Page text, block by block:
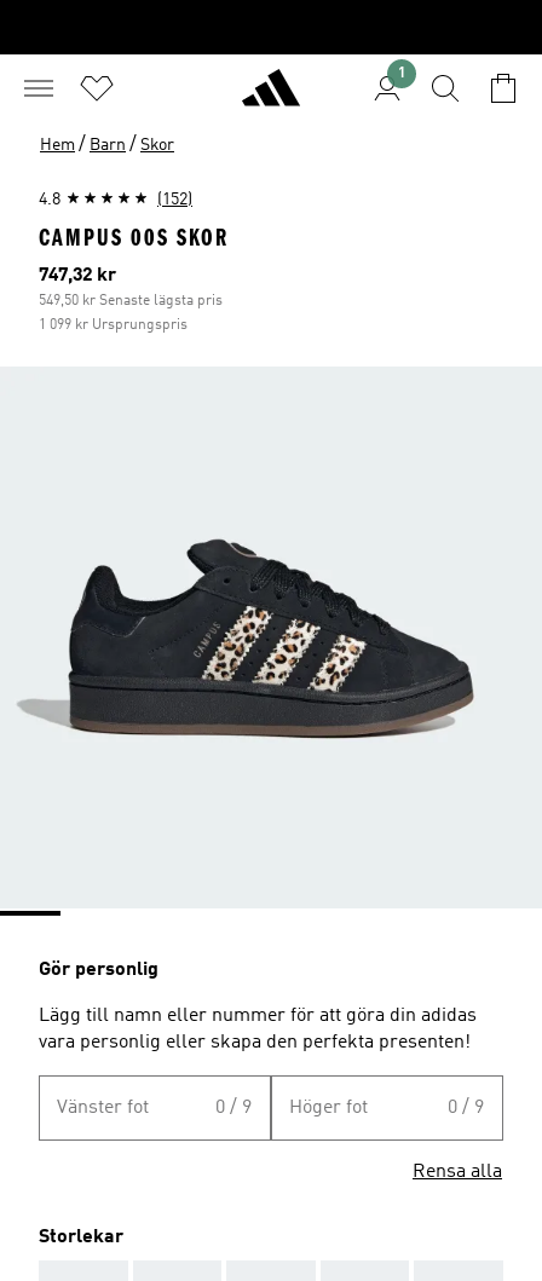
1
Hem / Barn / Skor
4.8 (152)
CAMPUS 00S SKOR
Aktuellt pris
747,32 kr
549,50 kr Senaste lägsta pris
1 099 kr Ursprungspris
Gör personlig
Lägg till namn eller nummer för att göra din adidas
vara personlig eller skapa den perfekta presenten!
Vänster fot 0 / 9 Höger fot 0 / 9
Rensa alla
Storlekar